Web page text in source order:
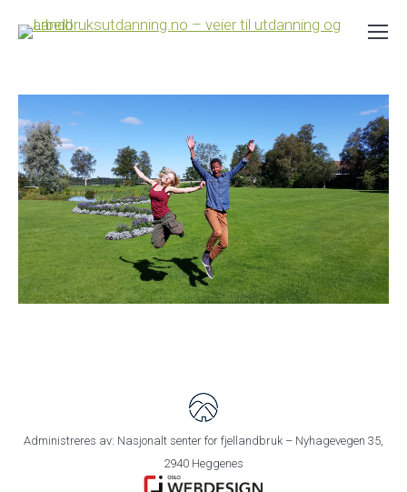
Administreres av: Nasjonalt senter for fjellandbruk – Nyhagevegen 35,
2940 Heggenes